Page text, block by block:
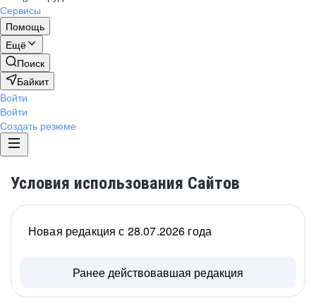
Сервисы
Помощь
Ещё
Поиск
Байкит
Войти
Войти
Создать резюме
Условия использования Сайтов
Новая редакция с 28.07.2026 года
Ранее действовавшая редакция